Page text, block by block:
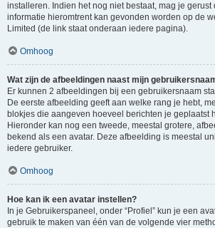
installeren. Indien het nog niet bestaat, mag je
informatie hieromtrent kan gevonden worden op de
Limited (de link staat onderaan iedere pagina).
Omhoog
Wat zijn de afbeeldingen naast mijn
Er kunnen 2 afbeeldingen bij een gebruikersnaam
De eerste afbeelding geeft aan welke rang je hebt,
blokjes die aangeven hoeveel berichten je geplaatst
Hieronder kan nog een tweede, meestal grotere,
bekend als een avatar. Deze afbeelding is meestal
iedere gebruiker.
Omhoog
Hoe kan ik een avatar instellen?
In je Gebruikerspaneel, onder “Profiel” kun je een
gebruik te maken van één van de volgende vier